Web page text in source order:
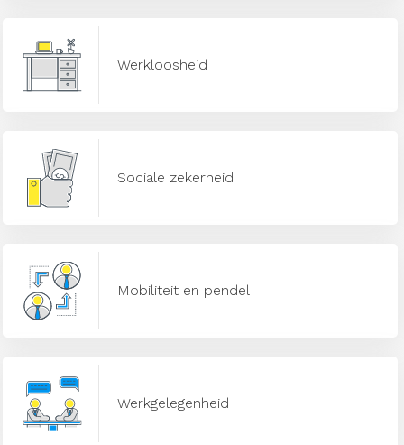
Werkloosheid
Sociale zekerheid
Mobiliteit en pendel
Werkgelegenheid